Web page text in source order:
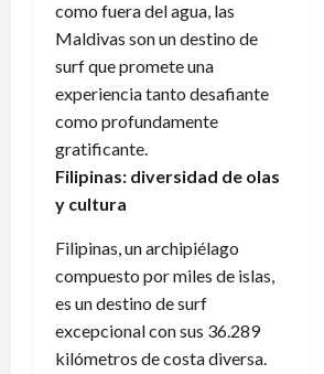
como fuera del agua, las
Maldivas son un destino de
surf que promete una
experiencia tanto desafiante
como profundamente
gratificante.
Filipinas: diversidad de olas
y cultura
Filipinas, un archipiélago
compuesto por miles de islas,
es un destino de surf
excepcional con sus 36.289
kilómetros de costa diversa.